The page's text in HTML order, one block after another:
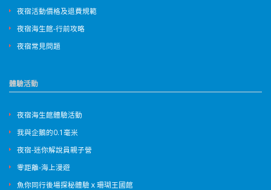
夜宿活動價格及退費規範
夜宿海生館-行前攻略
夜宿常見問題
體驗活動
夜宿海生館體驗活動
我與企鵝的0.1毫米
夜宿-迷你解說員親子營
零距離-海上漫遊
魚你同行後場探秘體驗ｘ珊瑚王國館